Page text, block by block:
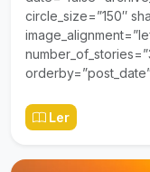
circle_size=”150″
Ler